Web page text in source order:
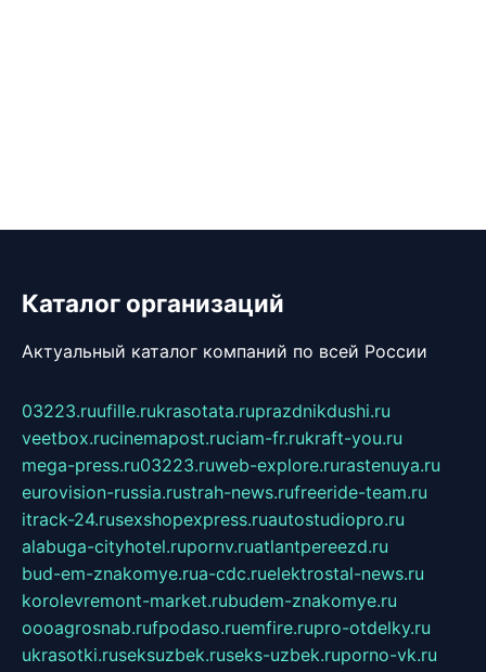
Каталог организаций
Актуальный каталог компаний по всей России
03223.ruufille.rukrasotata.ruprazdnikdushi.ru
veetbox.rucinemapost.ruciam-fr.rukraft-you.ru
mega-press.ru03223.ruweb-explore.rurastenuya.ru
eurovision-russia.rustrah-news.rufreeride-team.ru
itrack-24.rusexshopexpress.ruautostudiopro.ru
alabuga-cityhotel.rupornv.ruatlantpereezd.ru
bud-em-znakomye.rua-cdc.ruelektrostal-news.ru
korolevremont-market.rubudem-znakomye.ru
oooagrosnab.rufpodaso.ruemfire.rupro-otdelky.ru
ukrasotki.ruseksuzbek.ruseks-uzbek.ruporno-vk.ru